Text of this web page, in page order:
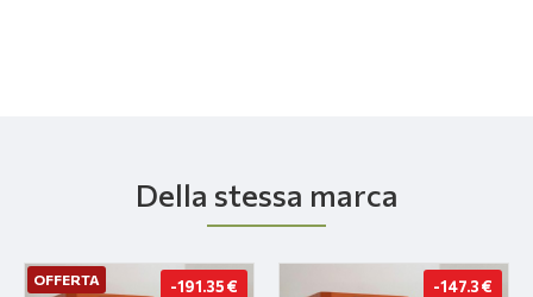
Della stessa marca
OFFERTA -191.35 € -147.3 €